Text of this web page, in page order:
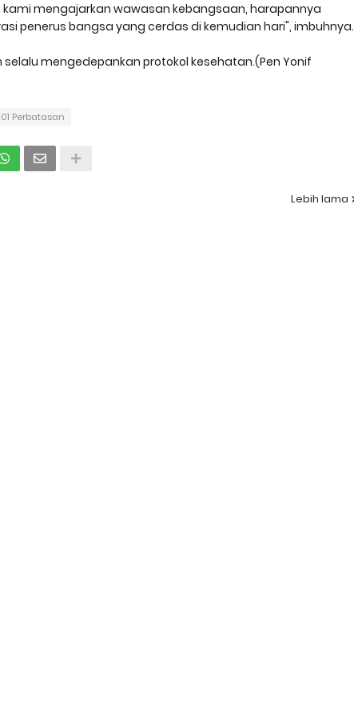
mengajarkan wawasan kebangsaan, harapannya
penerus bangsa yang cerdas di kemudian hari", imbuhnya.
mengedepankan protokol kesehatan.(Pen Yonif
01 Perbatasan
Lebih lama